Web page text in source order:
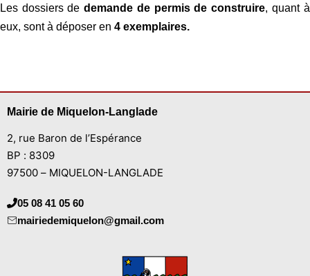
Les dossiers de demande de permis de construire, quant à
eux, sont à déposer en 4 exemplaires.
Mairie de Miquelon-Langlade
2, rue Baron de l’Espérance
BP : 8309
97500 – MIQUELON-LANGLADE
05 08 41 05 60
mairiedemiquelon@gmail.com